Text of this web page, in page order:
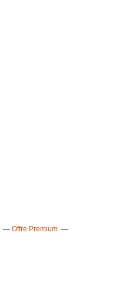
Offre Premium